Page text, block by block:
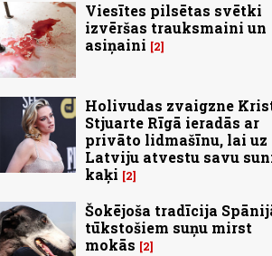
Viesītes pilsētas svētki
izvēršas trauksmaini un
asiņaini
2
Holivudas zvaigzne
Stjuarte Rīgā ieradās ar
privāto lidmašīnu, lai uz
Latviju atvestu savu
kaķi
2
Šokējoša tradīcija
tūkstošiem suņu mirst
mokās
2